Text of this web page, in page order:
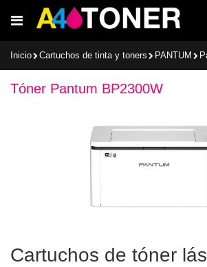
al
Inicio Cartuchos de tinta y toners PANTUM
Tóner Pantum BP2300W
Cartuchos de tóner